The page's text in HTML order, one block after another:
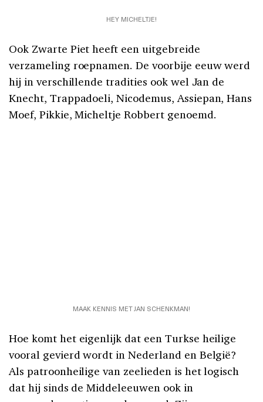
HEY MICHELTJE!
Ook Zwarte Piet heeft een uitgebreide
verzameling roepnamen. De voorbije eeuw werd
hij in verschillende tradities ook wel Jan de
Knecht, Trappadoeli, Nicodemus, Assiepan, Hans
Moef, Pikkie, Micheltje Robbert genoemd.
MAAK KENNIS MET JAN SCHENKMAN!
Hoe komt het eigenlijk dat een Turkse heilige
vooral gevierd wordt in Nederland en België?
Als patroonheilige van zeelieden is het logisch
dat hij sinds de Middeleeuwen ook in